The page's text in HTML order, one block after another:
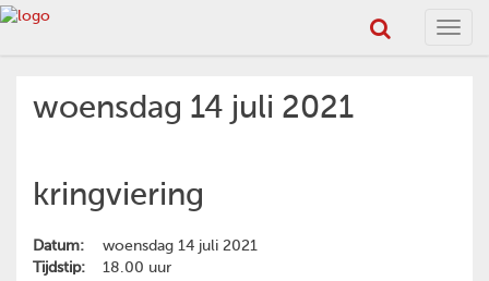
woensdag 14 juli 2021
kringviering
Datum:
woensdag 14 juli 2021
Tijdstip:
18.00 uur